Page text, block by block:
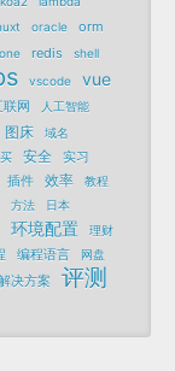
oracle orm
redis shell
vscode vue
联网 人工智能
图床
域名
安全 实习
插件 效率
教程
方法
日本
环境配置
理财
编程语言 网盘
决方案 评测